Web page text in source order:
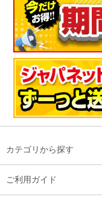
カテゴリから探す
ご利用ガイド